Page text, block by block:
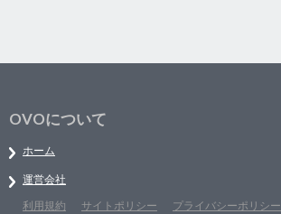
OVOについて
ホーム
運営会社
利用規約
サイトポリシー プライバシーポリシー